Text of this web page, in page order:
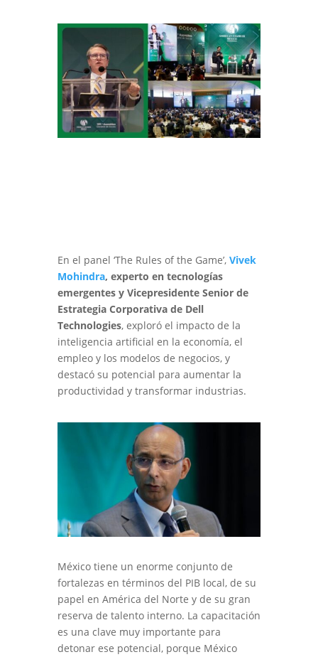
En el panel ‘The Rules of the Game’, Vivek
Mohindra, experto en tecnologías
emergentes y Vicepresidente Senior de
Estrategia Corporativa de Dell
Technologies, exploró el impacto de la
inteligencia artificial en la economía, el
empleo y los modelos de negocios, y
destacó su potencial para aumentar la
productividad y transformar industrias.
México tiene un enorme conjunto de
fortalezas en términos del PIB local, de su
papel en América del Norte y de su gran
reserva de talento interno. La capacitación
es una clave muy importante para
detonar ese potencial, porque México